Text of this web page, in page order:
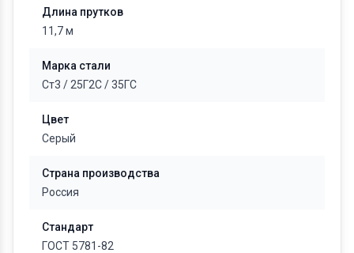
Длина прутков
11,7 м
Марка стали
Ст3 / 25Г2С/35ГС
Цвет
Серый
Страна производства
Россия
Стандарт
ГОСТ 5781-82